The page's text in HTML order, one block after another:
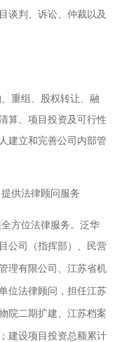
谈判、诉讼、仲裁以及
重组、股权转让、融
算、项目投资及可行性
建立和完善公司内部管
供法律顾问服务
方位法律服务。泛华
司（指挥部）、
民营
理有限公司、江苏省机
位法律顾问，担任江苏
院二期扩建、江苏档案
建设项目投资总额累计